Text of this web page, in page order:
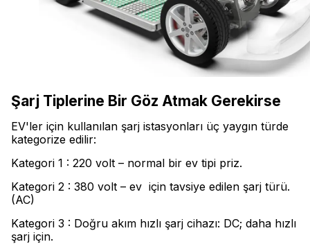
Şarj Tiplerine Bir Göz Atmak Gerekirse
EV'ler için kullanılan şarj istasyonları üç yaygın türde
kategorize edilir:
Kategori 1 : 220 volt – normal bir ev tipi priz.
Kategori 2 : 380 volt – ev için tavsiye edilen şarj türü.
(AC)
Kategori 3 : Doğru akım hızlı şarj cihazı: DC; daha hızlı
şarj için.